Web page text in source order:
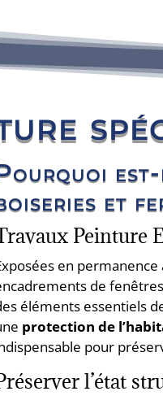
et
Peinture
en
de
éléments essentiels
protection de
pour
l’état